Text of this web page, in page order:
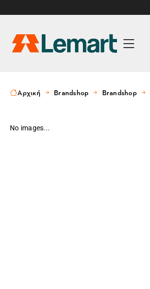
Αρχική Brandshop Brandshop
No images...